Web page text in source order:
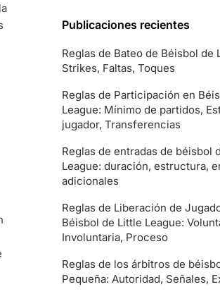
Publicaciones recientes
Reglas de Bateo de Béisbol de
Strikes, Faltas, Toques
Reglas de Participación en
League: Mínimo de partidos,
jugador, Transferencias
Reglas de entradas de béisbol
League: duración, estructura,
adicionales
Reglas de Liberación de
Béisbol de Little League:
Involuntaria, Proceso
Reglas de los árbitros de
Pequeña: Autoridad, Señales,